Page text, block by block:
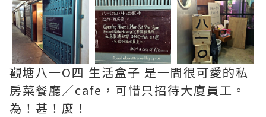
觀塘八一O四 生活盒子 是一間很可愛的私
房菜餐廳／cafe，可惜只招待大廈員工。
為！甚！麼！